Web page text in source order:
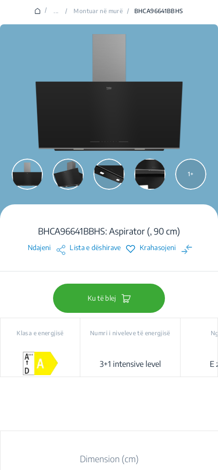
/ ... / Montuar në murë / BHCA96641BBHS
1
BHCA96641BBHS: Aspirator (, 90 cm)
Ndajeni Lista e dëshirave Krahasojeni
Ku të blej
Klasa e energjisë Numri i niveleve të energjisë
3+1 intensive level E
Dimension (cm)